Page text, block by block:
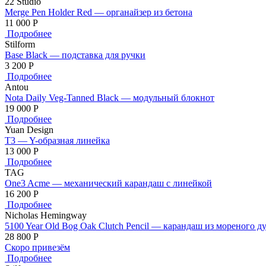
Merge Pen Holder Red — органайзер из бетона
11 000 Р
Подробнее
Stilform
Base Black — подставка для ручки
3 200 Р
Подробнее
Antou
Nota Daily Veg-Tanned Black — модульный блокнот
19 000 Р
Подробнее
Yuan Design
T3 — Y-образная линейка
13 000 Р
Подробнее
TAG
One3 Acme — механический карандаш с линейкой
16 200 Р
Подробнее
Nicholas Hemingway
5100 Year Old Bog Oak Clutch Pencil — карандаш из мореного
28 800 Р
Скоро привезём
Подробнее